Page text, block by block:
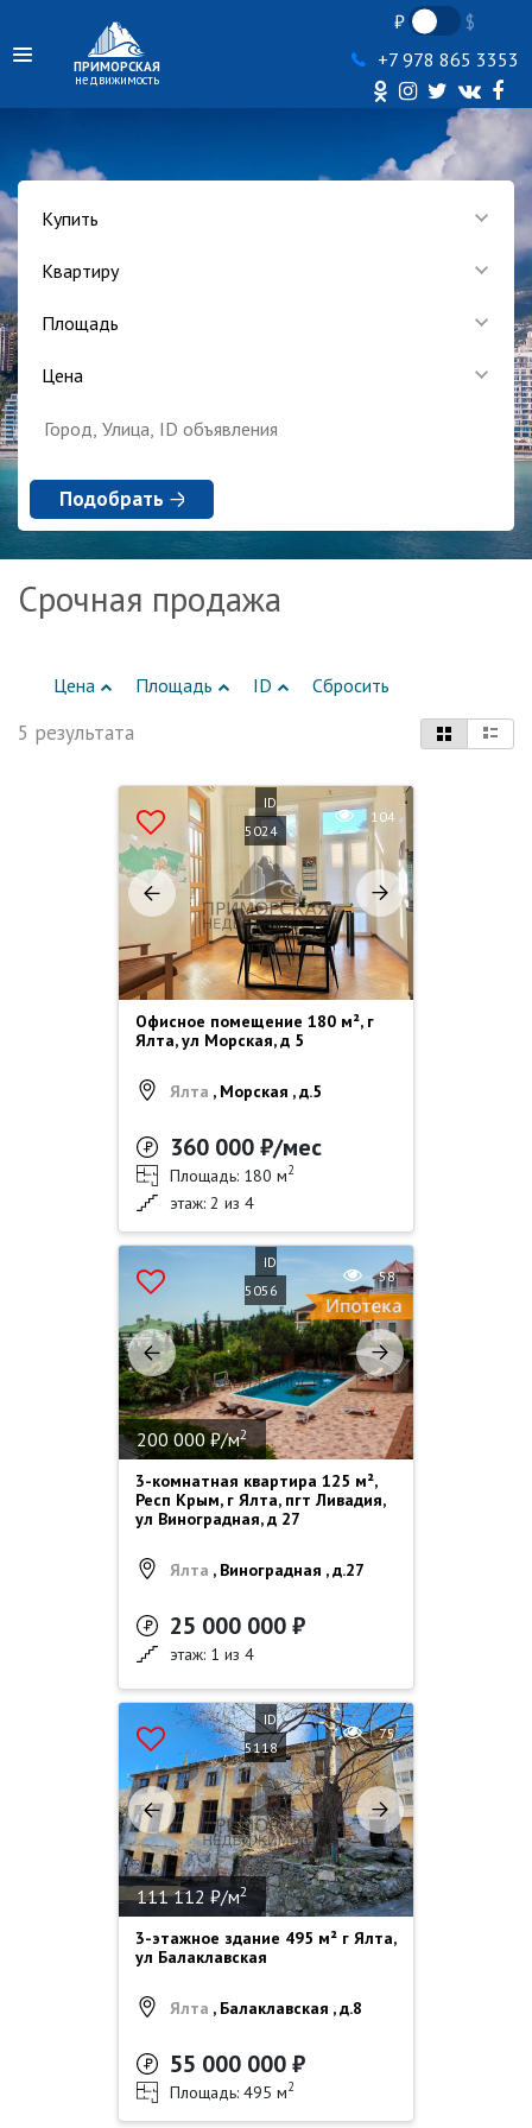
ПРИМОРСКАЯ
недвижимость
+7 978 865 3353
Купить
Квартиру
Площадь
Цена
Подобрать
Срочная продажа
Цена Площадь ID Сбросить
5 результата
ID
5024
104
Офисное помещение 180 м², г
Ялта, ул Морская, д 5
Ялта , Морская , д.5
360 000 ₽/мес
Площадь: 180 м2
этаж: 2 из 4
ID
5056
58
200 000 ₽/м2
3-комнатная квартира 125 м²,
Респ Крым, г Ялта, пгт Ливадия,
ул Виноградная, д 27
Ялта , Виноградная , д.27
25 000 000 ₽
этаж: 1 из 4
ID
5118
75
111 112 ₽/м2
3-этажное здание 495 м² г Ялта,
ул Балаклавская
Ялта , Балаклавская , д.8
55 000 000 ₽
Площадь: 495 м2